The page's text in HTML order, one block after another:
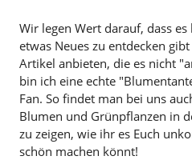
Wir legen Wert darauf, dass
etwas Neues zu entdecken
Artikel anbieten, die es nicht
bin ich eine echte
Fan. So findet man bei uns
Blumen und Grünpflanzen in
zu zeigen, wie ihr es Euch
schön machen könnt!